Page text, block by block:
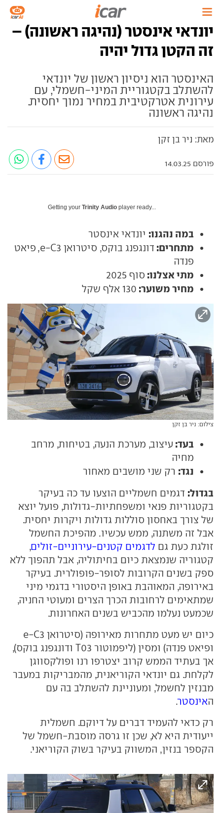
יונדאי אינסטר (נהיגה ראשונה) –
זה הקטן גדול יהיה
האינסטר הוא ניסיון ראשון של יונדאי
להשתלב בקטגוריית המיני-חשמלי, עם
עירונית אטרקטיבית במחיר נמוך יחסית.
נהיגה ראשונה
מאת: ניר בן זקן
פורסם 14.03.25
Getting your Trinity Audio player ready...
במה נהגנו: יונדאי אינסטר
מתחרים:
דונגפנג בוקס, סיטרואן e-C3, פיאט
פנדה
מתי אצלנו: סוף 2025
מחיר משוער: 130 אלף שקל
צילום: ניר בן זקן
בעד: עיצוב, מערכת הנעה, בטיחות, מרחב
מחיה
נגד: רק שני מושבים מאחור
בגדול: דגמים חשמליים הוצעו עד כה בעיקר
בקטגוריות פנאי ומשפחתיות-גדולות, פועל יוצא
של צורך באחסון סוללות גדולות ויקרות יחסית.
אבל זה משתנה, ממש עכשיו. מהפיכת החשמל
זולגת כעת גם לדגמים קטנים-עירוניים-זולים,
קטגוריה שנמצאת כיום בחיתוליה, אבל תהפוך ללא
ספק בשנים הקרובות לסופר-פופולרית. בעיקר
באירופה, המאוהבת באופן היסטורי בדגמי מיני
שמתאימים לרחובות הכרך הצרים ומעוטי החניה,
שכמעט נעלמו מהכביש בשנים האחרונות.
כיום יש מעט מתחרות מאירופה (סיטרואן e-C3
ופיאט פנדה) ומסין (ליפמוטור T03 ודונגפנג בוקס),
אך בעתיד הממש קרוב יצטרפו רנו ופולקסווגן
לקלחת. גם יונדאי הקוריאנית, מהמבריקות במעבר
מבנזין לחשמל, ומעוניינת להשתלב בה עם
האינסטר.
רק כדאי להעמיד דברים על דיוקם. חשמלית
ייעודית היא לא, שכן זו גרסה מוסבת-חשמל של
הקספר בנזין, המשווק בעיקר בשוק הקוריאני.